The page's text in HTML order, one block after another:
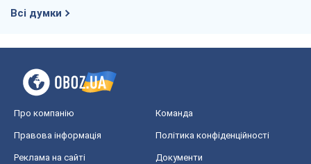
Всі думки
Про компанію Команда
Правова інформація Політика конфіденційності
Реклама на сайті Документи